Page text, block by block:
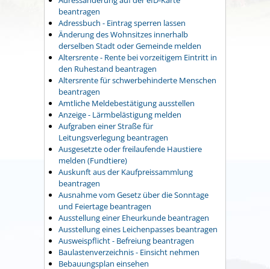
beantragen
Adressbuch - Eintrag sperren lassen
Änderung des Wohnsitzes innerhalb
derselben Stadt oder Gemeinde melden
Altersrente - Rente bei vorzeitigem Eintritt in
den Ruhestand beantragen
Altersrente für schwerbehinderte Menschen
beantragen
Amtliche Meldebestätigung ausstellen
Anzeige - Lärmbelästigung melden
Aufgraben einer Straße für
Leitungsverlegung beantragen
Ausgesetzte oder freilaufende Haustiere
melden (Fundtiere)
Auskunft aus der Kaufpreissammlung
beantragen
Ausnahme vom Gesetz über die Sonntage
und Feiertage beantragen
Ausstellung einer Eheurkunde beantragen
Ausstellung eines Leichenpasses beantragen
Ausweispflicht - Befreiung beantragen
Baulastenverzeichnis - Einsicht nehmen
Bebauungsplan einsehen